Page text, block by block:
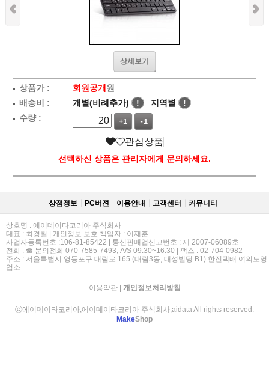
상세보기
상품가 : 회원공개 원
배송비 :
개별(비례추가) ! 지역별
!
수량 :
+1 -1
관심상품
선택하신 상품은 관리자에게 문의하세요.
상점정보 PC버젼 이용안내 고객센터 커뮤니티
상호명 : 에이데이타코리아 주식회사
대표 : 최경철 | 개인정보 보호 책임자 : 이재훈
사업자등록번호 :106-81-85422 | 통신판매업신고번호 : 제 2007-06089호
전화 : ☎ 문의전화 070-7585-7493, A/S 09:30~16:30 | 팩스 : 02-704-0982
주소 : 서울특별시 영등포구 대림로 165 (대림3동, 대성빌딩 B1) 한진택배 여의도영
업소
이용약관| 개인정보처리방침
ⓒ에이데이타코리아,에이데이타코리아 주식회사,aidata All rights reserved.
MakeShop